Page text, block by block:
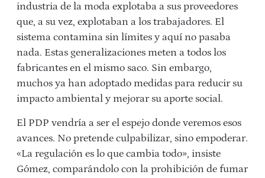
industria de la moda explotaba a sus proveedores
que, a su vez, explotaban a los trabajadores. El
sistema contamina sin límites y aquí no pasaba
nada. Estas generalizaciones meten a todos los
fabricantes en el mismo saco. Sin embargo,
muchos ya han adoptado medidas para reducir su
impacto ambiental y mejorar su aporte social.
El PDP vendría a ser el espejo donde veremos esos
avances. No pretende culpabilizar, sino empoderar.
«La regulación es lo que cambia todo», insiste
Gómez, comparándolo con la prohibición de fumar